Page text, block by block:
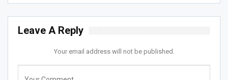
Leave A Reply
Your email address will not be published.